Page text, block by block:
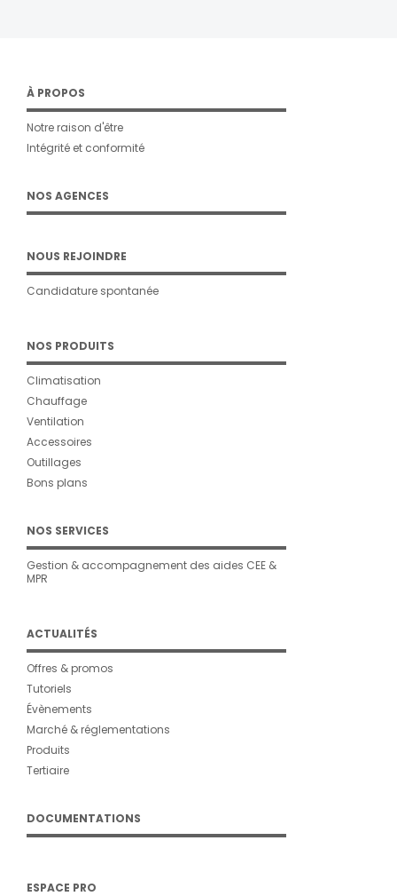
À PROPOS
Notre raison d'être
Intégrité et conformité
NOS AGENCES
NOUS REJOINDRE
Candidature spontanée
NOS PRODUITS
Climatisation
Chauffage
Ventilation
Accessoires
Outillages
Bons plans
NOS SERVICES
Gestion & accompagnement des aides CEE &
MPR
ACTUALITÉS
Offres & promos
Tutoriels
Évènements
Marché & réglementations
Produits
Tertiaire
DOCUMENTATIONS
ESPACE PRO